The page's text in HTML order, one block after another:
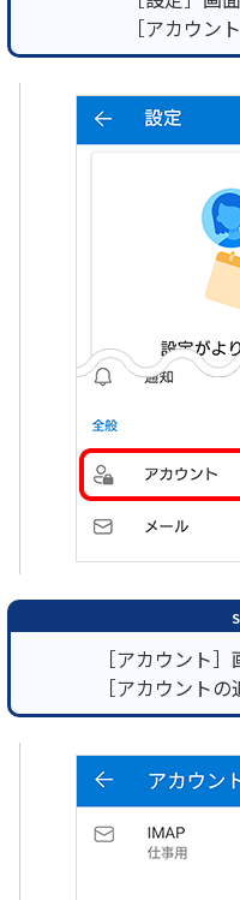
［アカウン
［アカウント
［アカウント